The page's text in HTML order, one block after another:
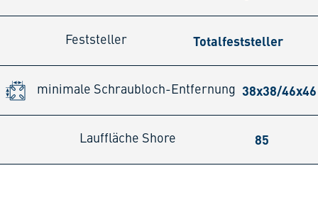
Feststeller Totalfeststeller
minimale Schraubloch-Entfernung 38x38/
Lauffläche Shore 85